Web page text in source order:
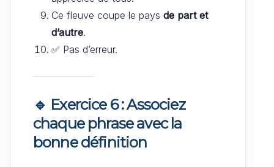
Ce fleuve coupe le pays de part et
d’autre.
✅ Pas d’erreur.
🔹 Exercice 6 : Associez
chaque phrase avec la
bonne définition